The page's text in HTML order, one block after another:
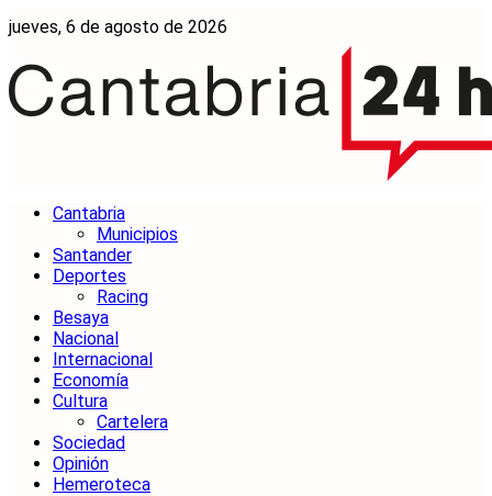
jueves, 6 de agosto de 2026
Cantabria
Municipios
Santander
Deportes
Racing
Besaya
Nacional
Internacional
Economía
Cultura
Cartelera
Sociedad
Opinión
Hemeroteca